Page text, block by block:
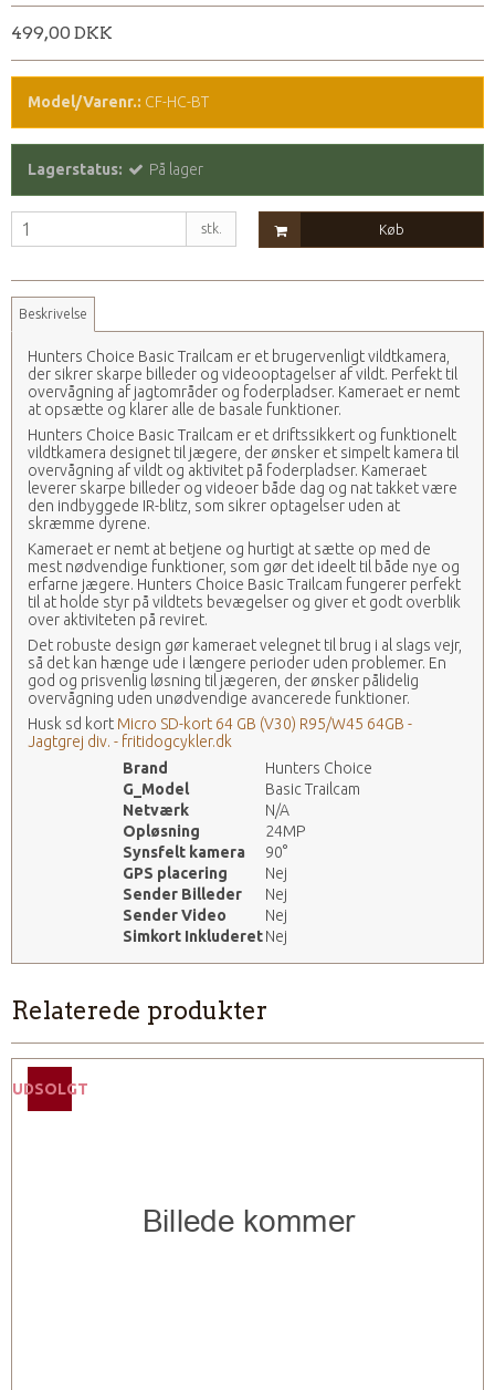
499,00 DKK
Model/Varenr.: CF-HC-BT
Lagerstatus: På lager
stk. Køb
Beskrivelse
Hunters Choice Basic Trailcam er et brugervenligt vildtkamera,
der sikrer skarpe billeder og videooptagelser af vildt. Perfekt til
overvågning af jagtområder og foderpladser. Kameraet er nemt
at opsætte og klarer alle de basale funktioner.
Hunters Choice Basic Trailcam er et driftssikkert og funktionelt
vildtkamera designet til jægere, der ønsker et simpelt kamera til
overvågning af vildt og aktivitet på foderpladser. Kameraet
leverer skarpe billeder og videoer både dag og nat takket være
den indbyggede IR-blitz, som sikrer optagelser uden at
skræmme dyrene.
Kameraet er nemt at betjene og hurtigt at sætte op med de
mest nødvendige funktioner, som gør det ideelt til både nye og
erfarne jægere. Hunters Choice Basic Trailcam fungerer perfekt
til at holde styr på vildtets bevægelser og giver et godt overblik
over aktiviteten på reviret.
Det robuste design gør kameraet velegnet til brug i al slags vejr,
så det kan hænge ude i længere perioder uden problemer. En
god og prisvenlig løsning til jægeren, der ønsker pålidelig
overvågning uden unødvendige avancerede funktioner.
Husk sd kort Micro SD-kort 64 GB (V30) R95/W45 64GB -
Jagtgrej div. - fritidogcykler.dk
Brand
Hunters Choice
G_Model
Basic Trailcam
Netværk
N/A
Opløsning
24MP
Synsfelt kamera
90°
GPS placering
Nej
Sender Billeder
Nej
Sender Video
Nej
Simkort InkluderetNej
Relaterede produkter
UDSOLGT